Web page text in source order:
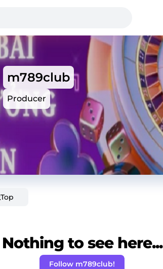
m789club
Producer
Top
Nothing to see here...
Follow m789club!